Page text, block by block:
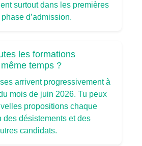
surtout dans les premières
d’admission.
les formations
temps ?
arrivent progressivement à
mois de juin 2026. Tu peux
propositions chaque
des désistements et des
candidats.